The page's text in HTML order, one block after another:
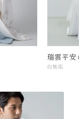
瑞雲平安
白無垢